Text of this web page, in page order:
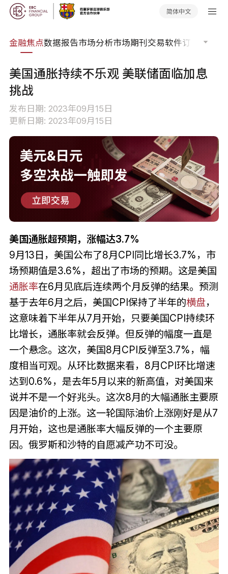
简体中文
金融焦点数据报告市场分析市场期刊交易软件订单流
美国通胀持续不乐观 美联储面临加息
挑战
发布日期: 2023年09月15日
更新日期: 2023年09月15日
美国通胀超预期，涨幅达3.7%
9月13日，美国公布了8月CPI同比增长3.7%，市
场预期值是3.6%，超出了市场的预期。这是美国
通胀率在6月见底后连续两个月反弹的结果。预测
基于去年6月之后，美国CPI保持了半年的横盘，
这意味着下半年从7月开始，只要美国CPI持续环
比增长，通胀率就会反弹。但反弹的幅度一直是
一个悬念。这次，美国8月CPI反弹至3.7%，幅
度相当可观。从环比数据来看，8月CPI环比增速
达到0.6%，是去年5月以来的新高值，对美国来
说并不是一个好兆头。这次8月的大幅通胀主要原
因是油价的上涨。这一轮国际油价上涨刚好是从7
月开始，这也是通胀率大幅反弹的一个主要原
因。俄罗斯和沙特的自愿减产功不可没。